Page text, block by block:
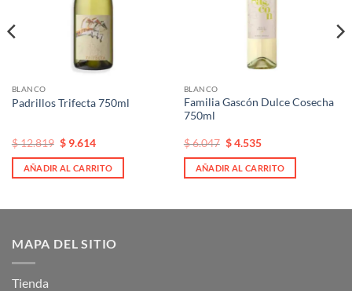
BLANCO
Padrillos Trifecta 750ml
El
precio
original
era:
$12.819 El
actual
es:
$9.614
AÑADIR AL CARRITO
BLANCO
Familia Gascón Dulce Cosecha
750ml
El
precio
original
era:
$6.047 El
actual
es:
$4.535
AÑADIR AL CARRITO
MAPA DEL SITIO
Tienda